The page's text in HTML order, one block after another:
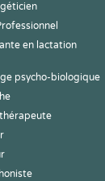
en lactation
psycho-biologique